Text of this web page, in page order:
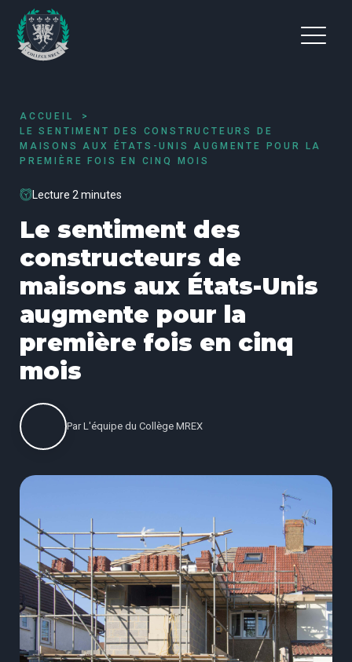
ACCUEIL
LE SENTIMENT DES CONSTRUCTEURS DE
MAISONS AUX ÉTATS-UNIS AUGMENTE POUR LA
PREMIÈRE FOIS EN CINQ MOIS
Lecture 2 minutes
Le sentiment des
constructeurs de
maisons aux États-Unis
augmente pour la
première fois en cinq
mois
Par L'équipe du Collège MREX